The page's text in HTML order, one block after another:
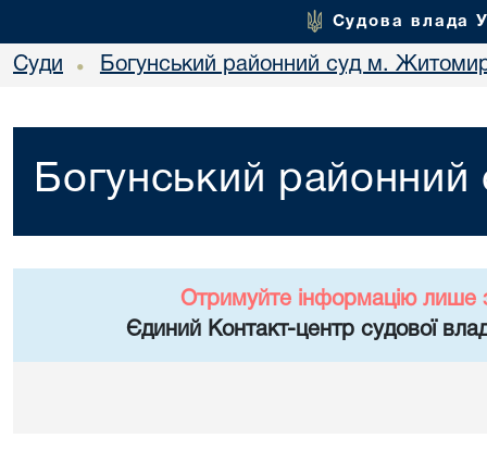
Судова влада
Суди • Богунський районний суд м.
Богунський
Отримуйте інформацію лише
Єдиний Контакт-центр судової